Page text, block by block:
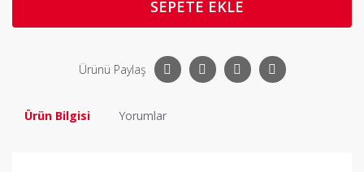
SEPETE EKLE
Ürünü Paylaş
Ürün Bilgisi Yorumlar